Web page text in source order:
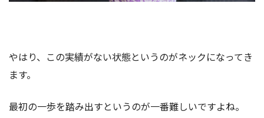
やはり、この実績がない状態というのがネックになってき
ます。
最初の一歩を踏み出すというのが一番難しいですよね。